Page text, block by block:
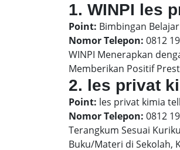
1. WINPI les
Point: Bimbingan
Nomor Telepon: 0812
WINPI Menerapkan
Memberikan Positif
2. les privat
Point: les privat kimia
Nomor Telepon: 0812
Terangkum Sesuai
Buku/Materi di Sekolah,